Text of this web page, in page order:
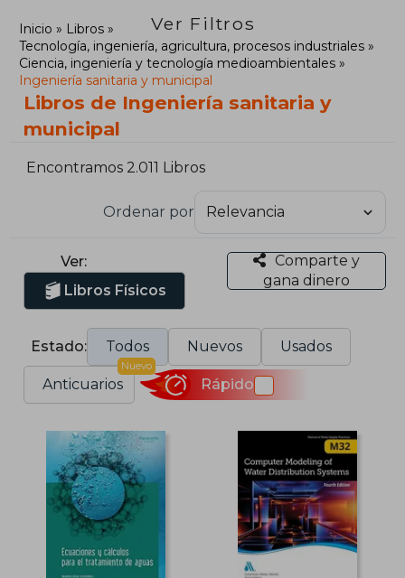
Ver Filtros
Inicio
Libros
Tecnología, ingeniería, agricultura, procesos industriales
Ciencia, ingeniería y tecnología medioambientales
Ingeniería sanitaria y municipal
Libros de Ingeniería sanitaria y
municipal
Encontramos 2.011 Libros
Ordenar por
Ver:
Libros Físicos
Comparte y
gana dinero
Estado: Todos Nuevos Usados
Anticuarios
Nuevo
Rápido